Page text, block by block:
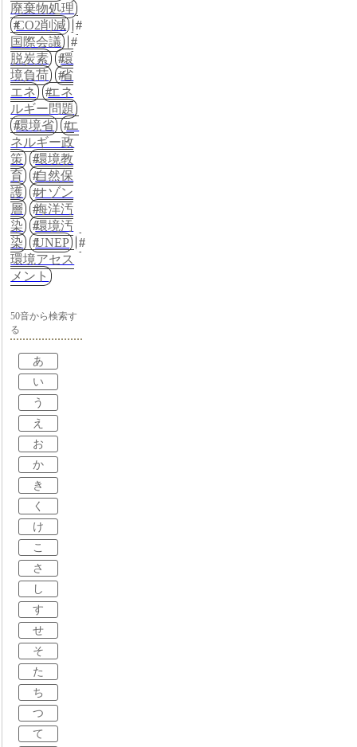
廃棄物処理
CO2削減
国際会議
脱炭素
環
境負荷
省
エネ
エネ
ルギー問題
環境省
エ
ネルギー政
策
環境教
育
自然保
護
オゾン
層
海洋汚
染
環境汚
染
UNEP
環境アセス
メント
50音から検索す
る
あ
い
う
え
お
か
き
く
け
こ
さ
し
す
せ
そ
た
ち
つ
て